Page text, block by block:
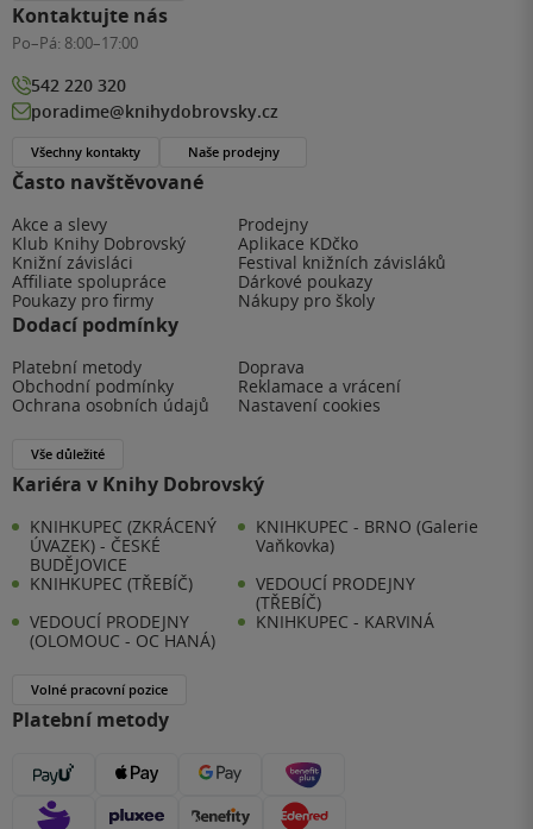
Často navštěvované
Akce a slevy
Prodejny
Klub Knihy Dobrovský
Aplikace KDčko
Knižní závisláci
Festival knižních závisláků
Affiliate spolupráce
Dárkové poukazy
Poukazy pro firmy
Nákupy pro školy
Dodací podmínky
Platební metody
Doprava
Obchodní podmínky
Reklamace a vrácení
Ochrana osobních údajů
Nastavení cookies
Vše důležité
Kariéra v Knihy Dobrovský
KNIHKUPEC (ZKRÁCENÝ
ÚVAZEK) - ČESKÉ
BUDĚJOVICE
KNIHKUPEC - BRNO (Galerie
Vaňkovka)
KNIHKUPEC (TŘEBÍČ)
VEDOUCÍ PRODEJNY
(TŘEBÍČ)
VEDOUCÍ PRODEJNY
(OLOMOUC - OC HANÁ)
KNIHKUPEC - KARVINÁ
Volné pracovní pozice
Platební metody
Kontaktujte nás
Po–Pá: 8:00–17:00
542 220 320
poradime@knihydobrovsky.cz
Všechny kontakty Naše prodejny